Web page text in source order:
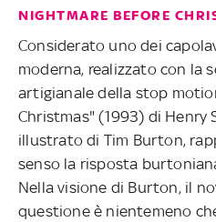
NIGHTMARE BEFORE
Considerato uno dei
moderna, realizzato con la
artigianale della stop
Christmas" (1993) di Henry
illustrato di Tim Burton,
senso la risposta
Nella visione di Burton, il
questione è nientemeno